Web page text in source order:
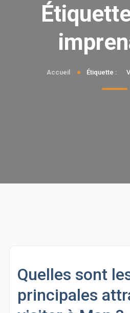
Accueil Étiquette :
Quelles sont
principales